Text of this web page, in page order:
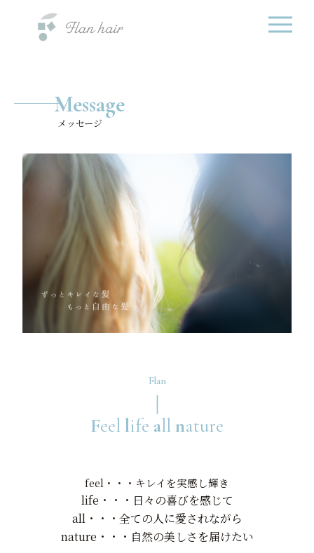
Message
メッセージ
Flan
｜
Feel life all nature
feel・・・キレイを実感し輝き
life・・・日々の喜びを感じて
all・・・全ての人に愛されながら
nature・・・自然の美しさを届けたい